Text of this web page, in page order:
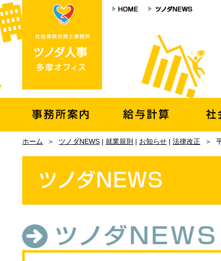
ホーム ＞ ツノダNEWS | 就業規則 | お知らせ | 法律改正 ＞